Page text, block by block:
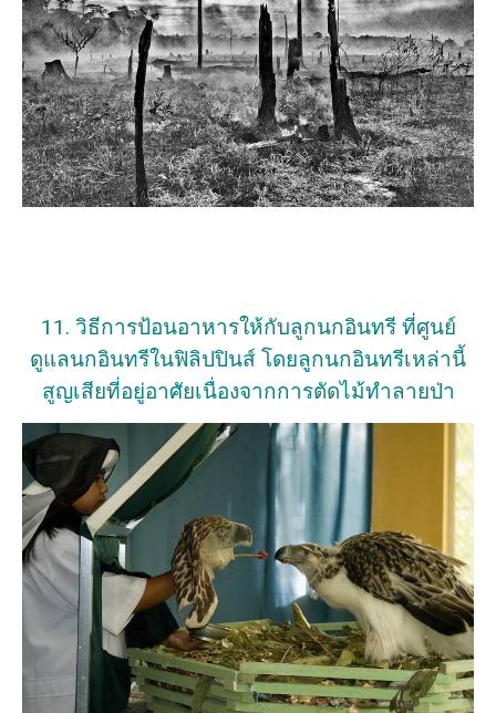
11. วิธีการป้อนอาหารให้กับลูกนกอินทรี ที่ศูนย์
ดูแลนกอินทรีในฟิลิปปินส์ โดยลูกนกอินทรีเหล่านี้
สูญเสียที่อยู่อาศัยเนื่องจากการตัดไม้ทำลายป่า